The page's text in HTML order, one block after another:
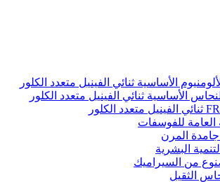
الأساسية ثنائي الفينيل متعدد الكلور
الأساسية ثنائي الفينيل متعدد الكلور
العامة للفوسفات
المرن
البشرية
من السيراميك
الثقيل